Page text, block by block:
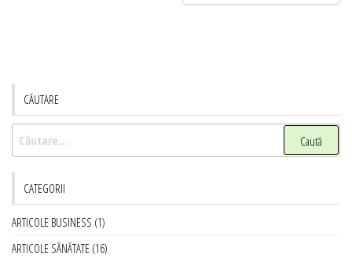
CĂUTARE
Caută
după:
CATEGORII
ARTICOLE BUSINESS (1)
ARTICOLE SĂNĂTATE (16)